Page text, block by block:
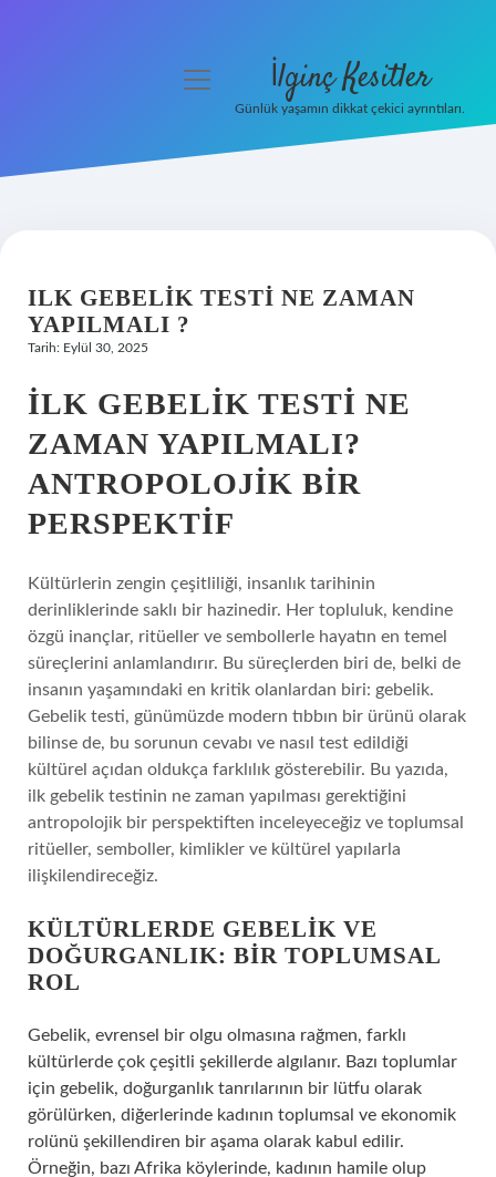
Hakkımızda
menüyü
İlginç Kesitler
Günlük yaşamın dikkat çekici ayrıntıları.
ILK GEBELIK TESTI NE ZAMAN
YAPILMALI ?
Tarih: Eylül 30, 2025
İLK GEBELIK TESTI NE
ZAMAN YAPILMALI?
ANTROPOLOJIK BIR
PERSPEKTIF
Kültürlerin zengin çeşitliliği, insanlık tarihinin
derinliklerinde saklı bir hazinedir. Her topluluk, kendine
özgü inançlar, ritüeller ve sembollerle hayatın en temel
süreçlerini anlamlandırır. Bu süreçlerden biri de, belki de
insanın yaşamındaki en kritik olanlardan biri: gebelik.
Gebelik testi, günümüzde modern tıbbın bir ürünü olarak
bilinse de, bu sorunun cevabı ve nasıl test edildiği
kültürel açıdan oldukça farklılık gösterebilir. Bu yazıda,
ilk gebelik testinin ne zaman yapılması gerektiğini
antropolojik bir perspektiften inceleyeceğiz ve toplumsal
ritüeller, semboller, kimlikler ve kültürel yapılarla
ilişkilendireceğiz.
KÜLTÜRLERDE GEBELIK VE
DOĞURGANLIK: BIR TOPLUMSAL
ROL
Gebelik, evrensel bir olgu olmasına rağmen, farklı
kültürlerde çok çeşitli şekillerde algılanır. Bazı toplumlar
için gebelik, doğurganlık tanrılarının bir lütfu olarak
görülürken, diğerlerinde kadının toplumsal ve ekonomik
rolünü şekillendiren bir aşama olarak kabul edilir.
Örneğin, bazı Afrika köylerinde, kadının hamile olup